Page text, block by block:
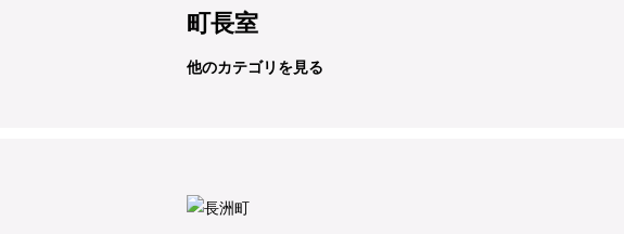
町長室
他のカテゴリを見る